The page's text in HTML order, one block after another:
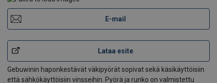
E-mail
Lataa esite
Gebuwinin haponkestävät väkipyörät sopivat sekä käsikäyttöisiin
että sähkökäyttöisiin vinsseihin. Pyörä ja runko on valmistettu